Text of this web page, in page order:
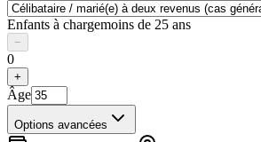
Enfants à chargemoins de 25 ans
−
0
+
Âge
Options avancées